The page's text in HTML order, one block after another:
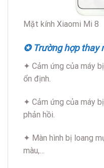
Mặt kính Xiaomi Mi 8
✪ Trường hợp thay
✦ Cảm ứng của máy
ổn định.
✦ Cảm ứng của máy
phản hồi.
✦ Màn hình bị loang
màu,…